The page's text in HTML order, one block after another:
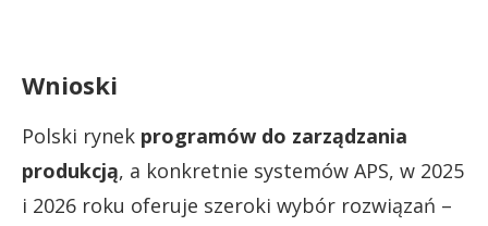
Wnioski
Polski rynek programów do zarządzania
produkcją, a konkretnie systemów APS, w 2025
i 2026 roku oferuje szeroki wybór rozwiązań –